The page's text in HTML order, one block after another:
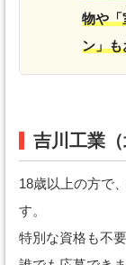
物や「
ン」も
吉川工業
18歳以上の方で
す。
特別な資格も不